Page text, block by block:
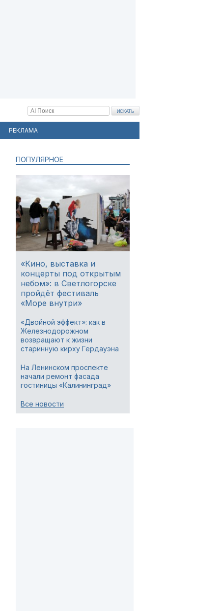
РЕКЛАМА
ПОПУЛЯРНОЕ
«Кино, выставка и
концерты под открытым
небом»: в Светлогорске
пройдёт фестиваль
«Море внутри»
«Двойной эффект»: как в
Железнодорожном
возвращают к жизни
старинную кирху Гердауэна
На Ленинском проспекте
начали ремонт фасада
гостиницы «Калининград»
Все новости